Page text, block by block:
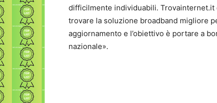
difficilmente individuabili.
trovare la soluzione broadband migliore
aggiornamento e l’obiettivo è portare a
nazionale».